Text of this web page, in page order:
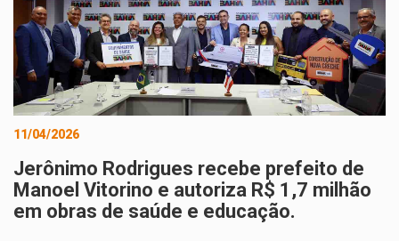
11/04/2026
Jerônimo Rodrigues recebe prefeito de
Manoel Vitorino e autoriza R$ 1,7 milhão
em obras de saúde e educação.